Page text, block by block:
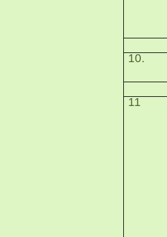
10.
11